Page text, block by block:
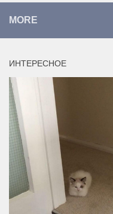
MORE
ИНТЕРЕСНОЕ